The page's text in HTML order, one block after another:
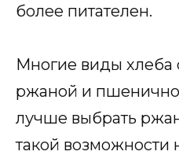
более питателен.
Многие виды хлеба
ржаной и
лучше выбрать
такой возможности